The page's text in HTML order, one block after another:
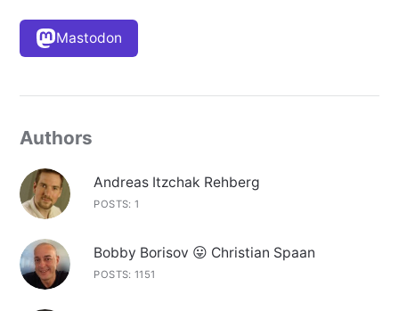
Mastodon
Authors
Andreas Itzchak Rehberg
POSTS: 1
Bobby Borisov 😛 Christian Spaan
POSTS: 1151